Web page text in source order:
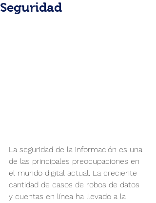
Seguridad
La seguridad de la información es una
de las principales preocupaciones en
el mundo digital actual. La creciente
cantidad de casos de robos de datos
y cuentas en línea ha llevado a la